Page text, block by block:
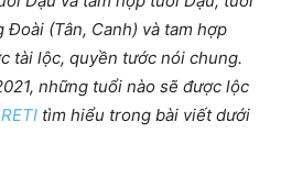
Đoài (Tân, Canh) và tam hợp
tài lộc, quyền tước nói chung.
những tuổi nào sẽ được lộc
RETI tìm hiểu trong bài viết dưới